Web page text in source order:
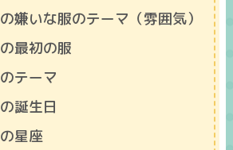
嫌いな服のテーマ（雰囲気）
最初の服
テーマ
誕生日
星座